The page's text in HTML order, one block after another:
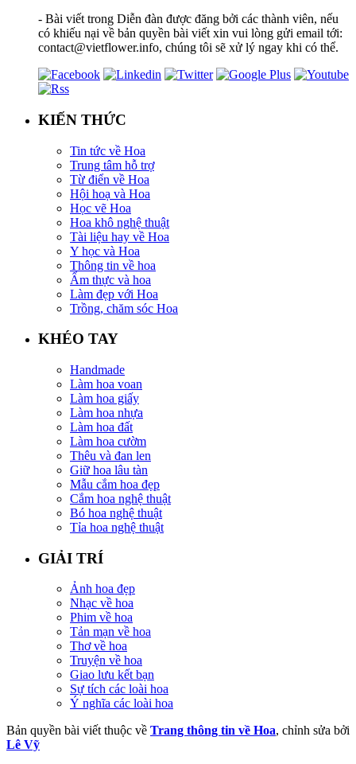
- Bài viết trong Diễn đàn được đăng bởi các thành viên, nếu
có khiếu nại về bản quyền bài viết xin vui lòng gửi email tới:
contact@vietflower.info, chúng tôi sẽ xử lý ngay khi có thể.
KIẾN THỨC
Tin tức về Hoa
Trung tâm hỗ trợ
Từ điển về Hoa
Hội hoạ và Hoa
Học vẽ Hoa
Hoa khô nghệ thuật
Tài liệu hay về Hoa
Y học và Hoa
Thông tin về hoa
Ẩm thực và hoa
Làm đẹp với Hoa
Trồng, chăm sóc Hoa
KHÉO TAY
Handmade
Làm hoa voan
Làm hoa giấy
Làm hoa nhựa
Làm hoa đất
Làm hoa cườm
Thêu và đan len
Giữ hoa lâu tàn
Mẫu cắm hoa đẹp
Cắm hoa nghệ thuật
Bó hoa nghệ thuật
Tỉa hoa nghệ thuật
GIẢI TRÍ
Ảnh hoa đẹp
Nhạc về hoa
Phim về hoa
Tản mạn về hoa
Thơ về hoa
Truyện về hoa
Giao lưu kết bạn
Sự tích các loài hoa
Ý nghĩa các loài hoa
Bản quyền bài viết thuộc về Trang thông tin về Hoa, chỉnh sửa bởi
Lê Vỹ